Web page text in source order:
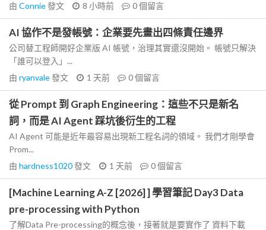
由 Connie發文 8 小時前 0個留言
AI 協作不是發帳號：企業要先畫出四條責任邊界
公司替工程師開好企業版 AI 帳號，治理其實還沒開始。 帳號只解決
「誰可以登入」...
由 ryanvale發文 1 天前 0個留言
從 Prompt 到 Graph Engineering：這些不只是新名
詞，而是 AI Agent 踩坑後衍生的工程
AI Agent 可能是近年最容易出現新工程名詞的領域。 我們才剛學會
Prom...
由 hardness1020發文 1 天前 0個留言
[Machine Learning A-Z [2026] ] 學習筆記 Day3 Data
pre-processing with Python
了解Data Pre-processing的概念後，接著就是要實作了 資料下載